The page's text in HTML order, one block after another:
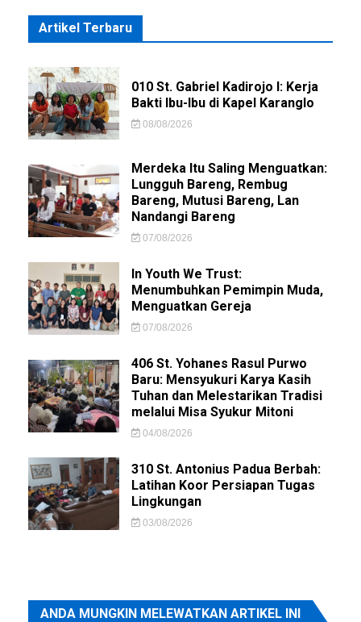
Artikel Terbaru
010 St. Gabriel Kadirojo I: Kerja
Bakti Ibu-Ibu di Kapel Karanglo
08/08/2026
Merdeka Itu Saling Menguatkan:
Lungguh Bareng, Rembug
Bareng, Mutusi Bareng, Lan
Nandangi Bareng
07/08/2026
In Youth We Trust:
Menumbuhkan Pemimpin Muda,
Menguatkan Gereja
07/08/2026
406 St. Yohanes Rasul Purwo
Baru: Mensyukuri Karya Kasih
Tuhan dan Melestarikan Tradisi
melalui Misa Syukur Mitoni
04/08/2026
310 St. Antonius Padua Berbah:
Latihan Koor Persiapan Tugas
Lingkungan
03/08/2026
ANDA MUNGKIN MELEWATKAN ARTIKEL INI